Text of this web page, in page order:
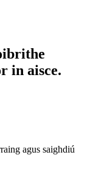
in aisce.
agus saighdiú